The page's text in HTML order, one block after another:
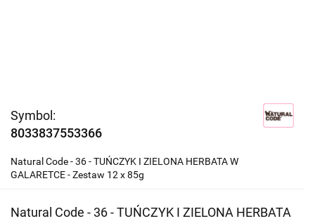
Symbol:
8033837553366
Natural Code - 36 - TUŃCZYK I ZIELONA HERBATA W
GALARETCE - Zestaw 12 x 85g
Natural Code - 36 - TUŃCZYK I ZIELONA HERBATA